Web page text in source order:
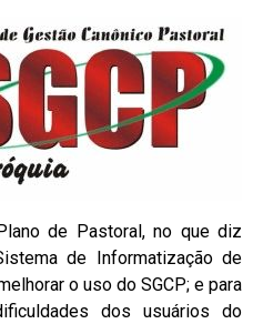
de Pastoral, no que diz
de Informatização de
o uso do SGCP; e para
dos usuários do